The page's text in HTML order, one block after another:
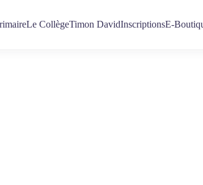
Le CollègeTimon DavidInscriptionsE-